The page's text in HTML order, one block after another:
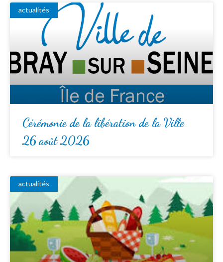
actualités
Cérémonie de la libération de la Ville
26 août 2026
actualités